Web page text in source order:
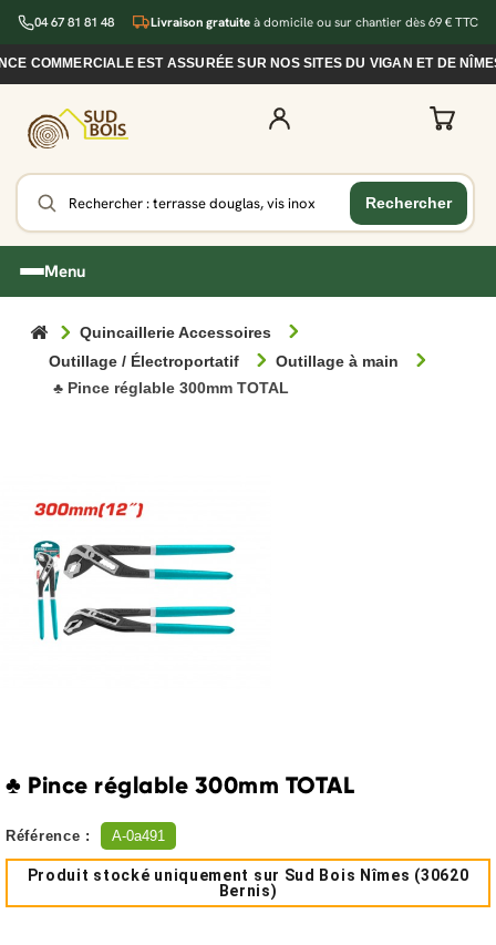
04 67 81 81 48 Livraison gratuite à domicile ou sur chantier dès 69 € TTC
EST ASSURÉE SUR NOS SITES DU VIGAN ET DE
Menu
Quincaillerie Accessoires
Outillage / Électroportatif
Outillage à main
♣ Pince réglable 300mm TOTAL
♣ Pince réglable 300mm TOTAL
Référence : A-0a491
Produit stocké uniquement sur Sud Bois Nîmes (30620
Bernis)